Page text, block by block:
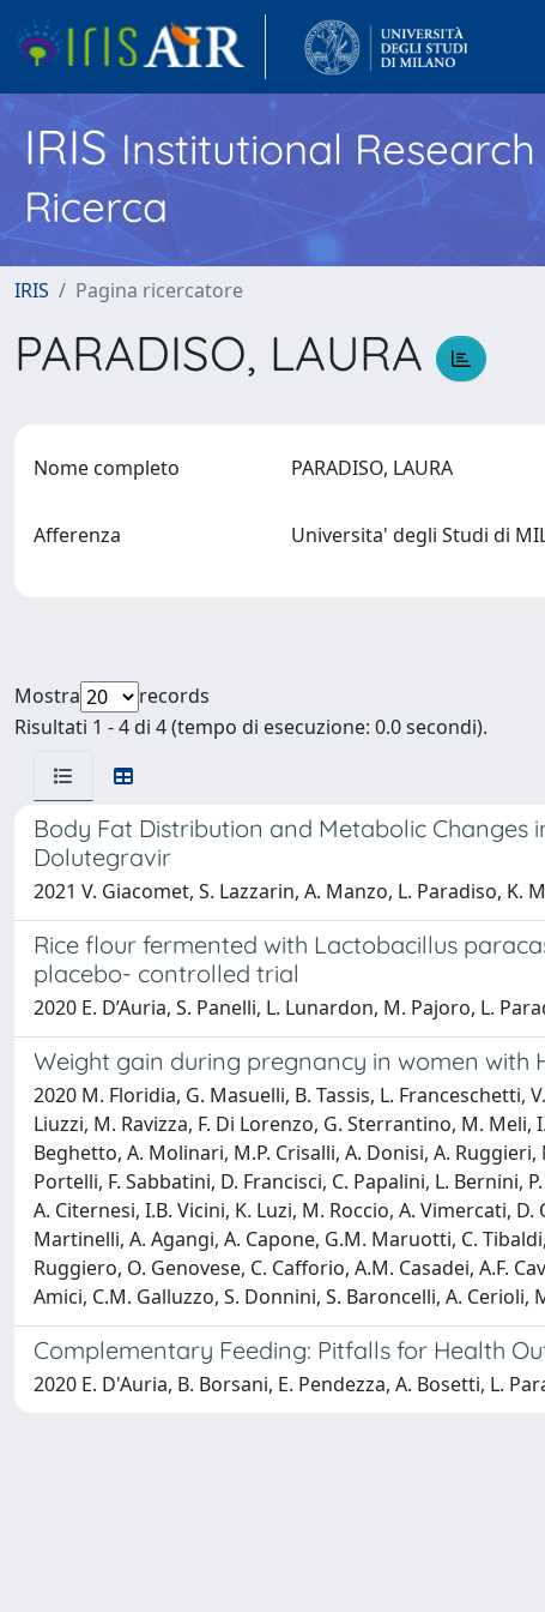
IRISInstitutional
Ricerca
IRIS Pagina ricercatore
PARADISO, LAURA
Nome completo PARADISO, LAURA
Afferenza Universita' degli Studi di
Mostra
records
Risultati 1 - 4 di 4 (tempo di esecuzione: 0.0 secondi).
Body Fat Distribution and Metabolic Changes
Dolutegravir
2021 V. Giacomet, S. Lazzarin, A. Manzo, L. Paradiso, K.
Rice flour fermented with Lactobacillus
placebo- controlled trial
2020 E. D’Auria, S. Panelli, L. Lunardon, M. Pajoro, L.
Weight gain during pregnancy in women
2020 M. Floridia, G. Masuelli, B. Tassis, L. Franceschetti,
Liuzzi, M. Ravizza, F. Di Lorenzo, G. Sterrantino, M.
Beghetto, A. Molinari, M.P. Crisalli, A. Donisi, A. Ruggieri,
Portelli, F. Sabbatini, D. Francisci, C. Papalini, L. Bernini,
A. Citernesi, I.B. Vicini, K. Luzi, M. Roccio, A. Vimercati,
Martinelli, A. Agangi, A. Capone, G.M. Maruotti, C.
Ruggiero, O. Genovese, C. Cafforio, A.M. Casadei, A.F.
Amici, C.M. Galluzzo, S. Donnini, S. Baroncelli, A.
Complementary Feeding: Pitfalls for Health
2020 E. D'Auria, B. Borsani, E. Pendezza, A. Bosetti, L.